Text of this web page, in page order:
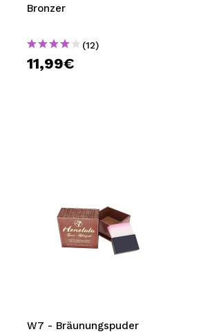
Bronzer
(12)
11,99€
W7 - Bräunungspuder